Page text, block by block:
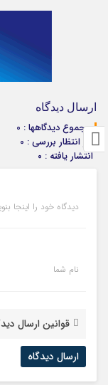
ارسال دیدگاه
مجموع دیدگاهها : 0
در انتظار بررسی : 0
انتشار یافته : ۰
دیدگاه خود را اینجا
نام شما
قوانین ارسال